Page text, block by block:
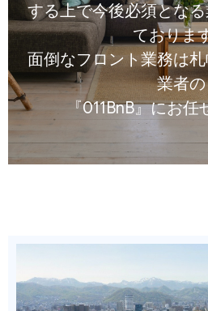
する上で今後必須とな
ておりま
面倒なフロント業務は
業者の
『011BnB』にお